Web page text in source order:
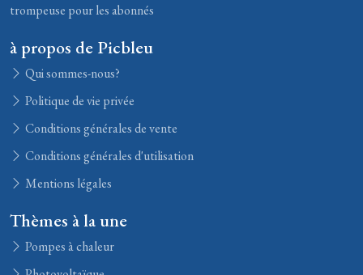
trompeuse pour les abonnés
à propos de Picbleu
Qui sommes-nous?
Politique de vie privée
Conditions générales de vente
Conditions générales d'utilisation
Mentions légales
Thèmes à la une
Pompes à chaleur